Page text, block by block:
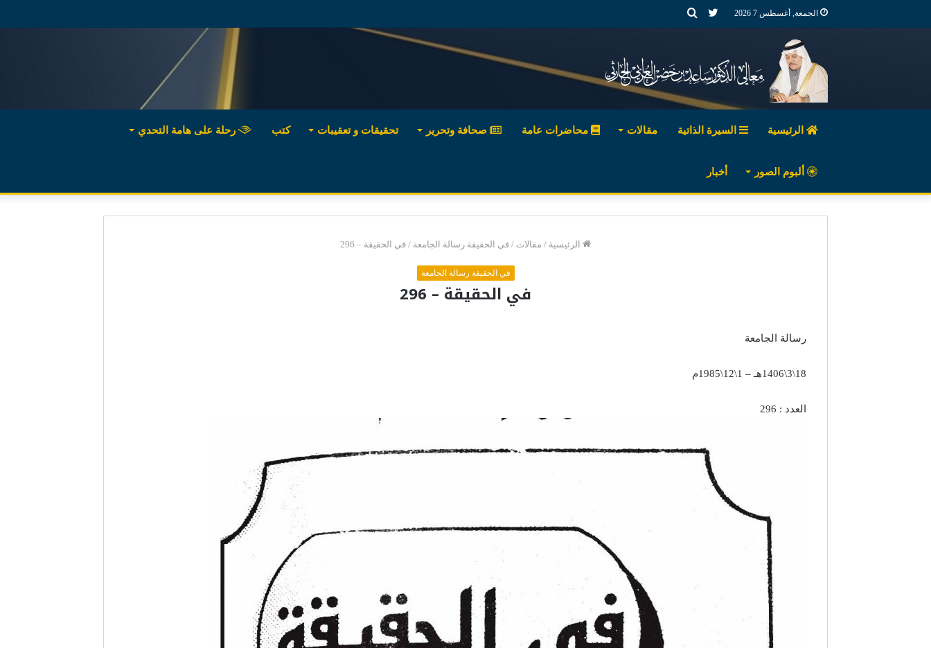
الجمعة, أغسطس 7 2026 بحثتويتر
الرئيسية السيرة الذاتية مقالات محاضرات عامة صحافة وتحرير تحقيقات و تعقيبات كتب رحلة على هامة التحدي
ألبوم الصور أخبار
الرئيسية / مقالات / في الحقيقة رسالة الجامعة / في الحقيقة – 296
في الحقيقة رسالة الجامعة
في الحقيقة – 296
رسالة الجامعة
18\3\1406هـ – 1\12\1985م
العدد : 296